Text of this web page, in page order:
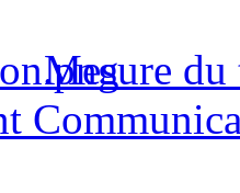
Mesure du